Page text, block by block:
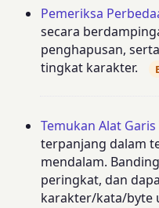
Pemeriksa
secara
penghapusan,
tingkat karakter.
Temukan Alat
terpanjang dalam
mendalam.
peringkat, dan
karakter/kata/byte